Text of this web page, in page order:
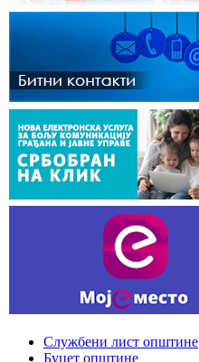
Службени лист општине
Буџет општине